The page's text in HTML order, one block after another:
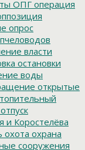
ОПГ операция
опрос
власти
остановки
воды
открытые
отпуск
и Коростелёва
охота охрана
сооружения